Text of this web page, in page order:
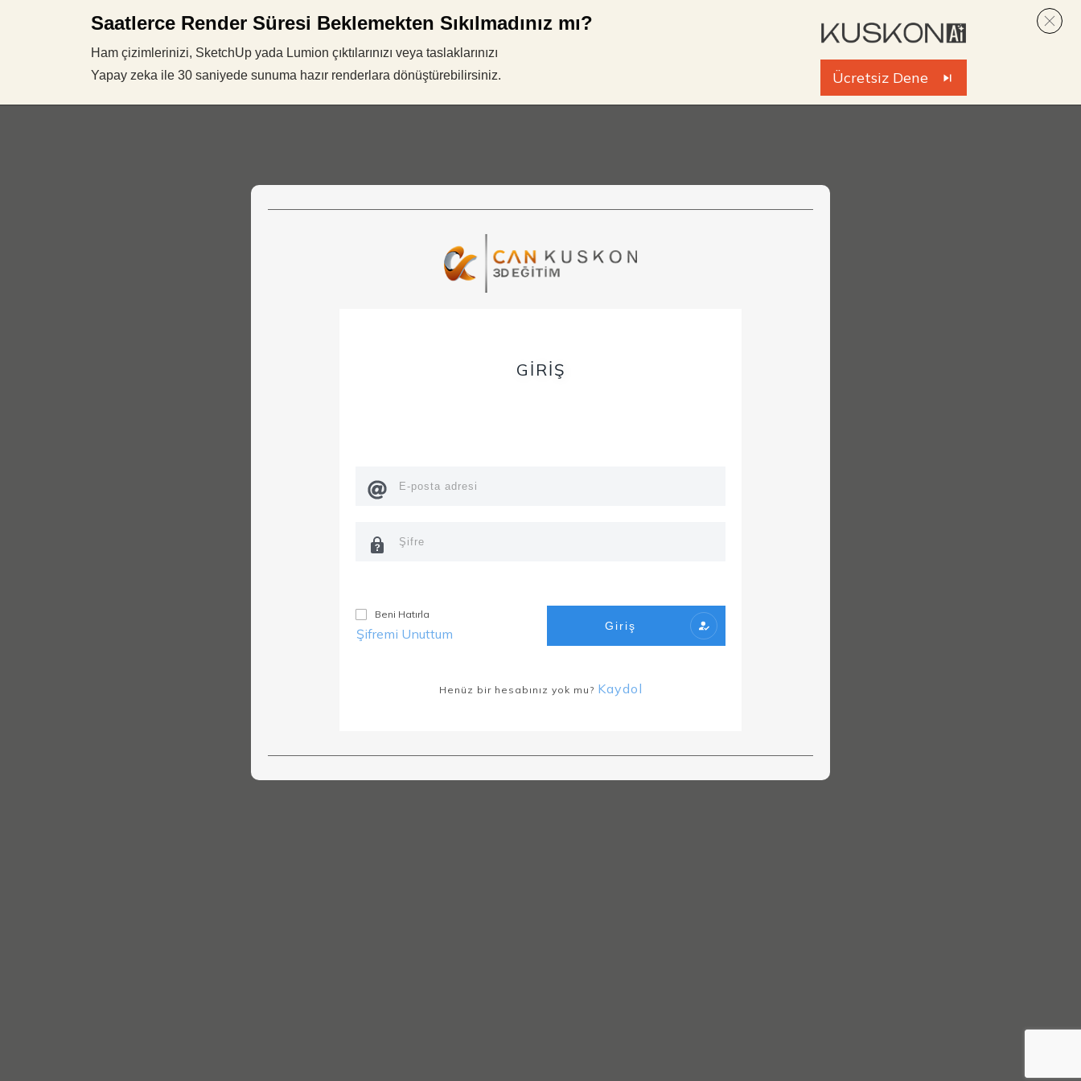
GİRİŞ
Beni Hatırla
Şifremi Unuttum
Giriş
Henüz bir hesabınız yok mu? Kaydol
Saatlerce Render Süresi Beklemekten Sıkılmadınız mı?
Ham çizimlerinizi, SketchUp yada Lumion çıktılarınızı veya taslaklarınızı
Yapay zeka ile 30 saniyede sunuma hazır renderlara dönüştürebilirsiniz.
Ücretsiz Dene